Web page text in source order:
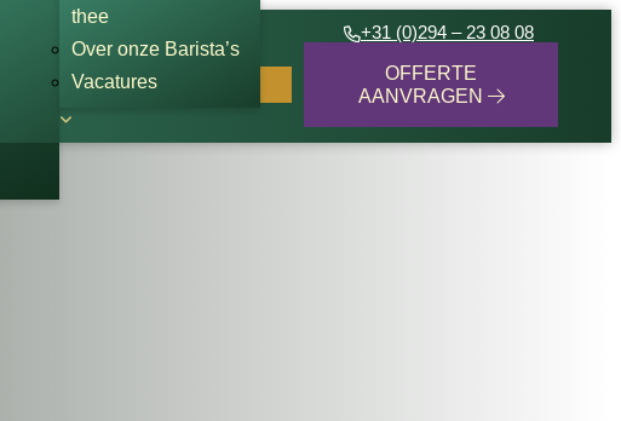
+31 (0)294 – 23 08 08
thee
Over onze Barista’s
Vacatures
OFFERTE
AANVRAGEN